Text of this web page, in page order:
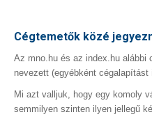
Cégtemetők közé
Az mno.hu és az index.hu alábbi
nevezett (egyébként
Mi azt valljuk, hogy egy komoly
semmilyen szinten ilyen jellegű